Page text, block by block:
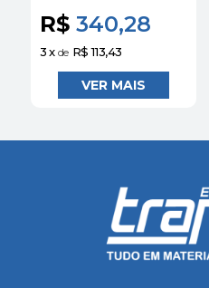
R$ 340,28
3x de R$ 113,43